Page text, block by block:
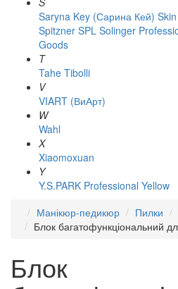
Saryna Key (Сарина Кей)
Spitzner SPL Solinger
Goods
T
Tahe Tibolli
V
VIART (ВиАрт)
W
Wahl
X
Xiaomoxuan
Y
Y.S.PARK Professional Yellow
Манікюр-педикюр
Пилки
Блок багатофункціональний
Блок